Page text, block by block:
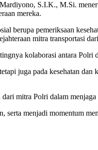
S.I.K., M.Si.
mereka.
berupa pemeriksaan
mitra transportasi
kolaborasi antara Polri
juga pada kesehatan
mitra Polri dalam
serta menjadi momentum